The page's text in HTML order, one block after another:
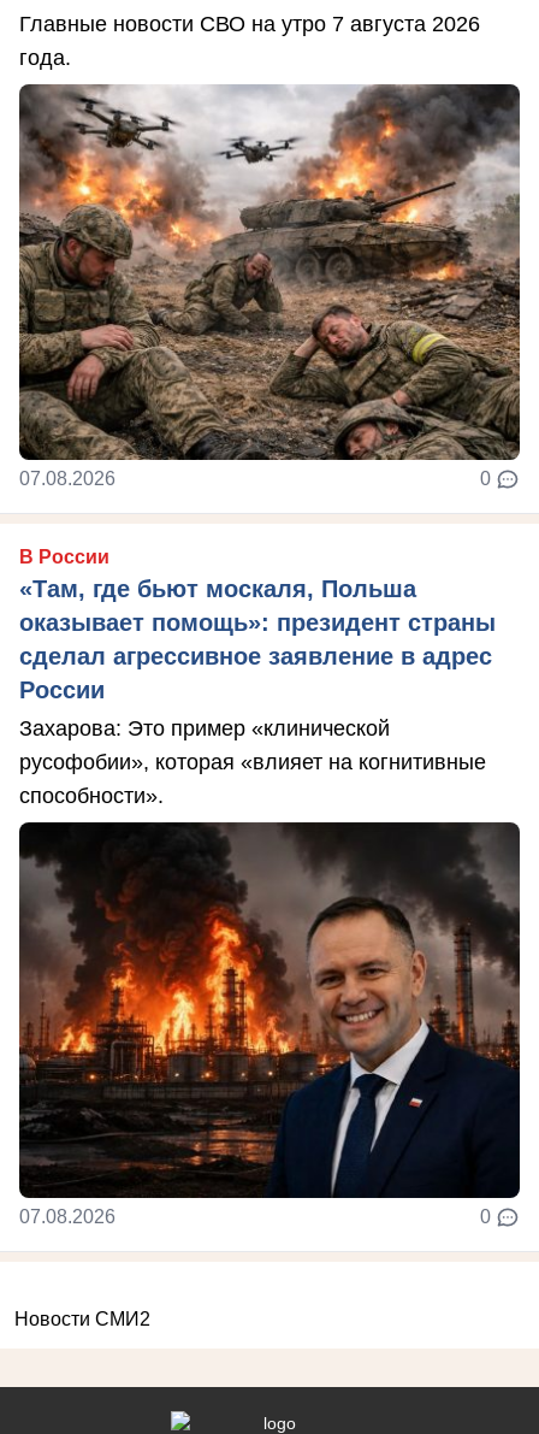
Главные новости СВО на утро 7 августа 2026
года.
07.08.2026 0
В России
«Там, где бьют москаля, Польша
оказывает помощь»: президент страны
сделал агрессивное заявление в адрес
России
Захарова: Это пример «клинической
русофобии», которая «влияет на когнитивные
способности».
07.08.2026 0
Новости СМИ2